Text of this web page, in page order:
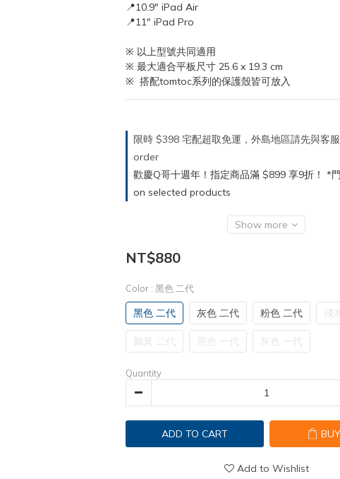
📍10.9" iPad Air
📍11" iPad Pro
※ 以上型號共同適用
※ 最大適合平板尺寸 25.6 x 19.3 cm
※  搭配tomtoc系列的保護殼皆可放入
限時 $398 宅配超取免運，外島地區請先與客
order
歡慶Q哥十週年！指定商品滿 $899 享9折！ *
on selected products
Show more
NT$880
Color : 黑色 二代
黑色 二代 灰色 二代 粉色 二代 淺
鵝黃 二代 黑色 一代 灰色 一代
Quantity
ADD TO CART
Add to Wishlist